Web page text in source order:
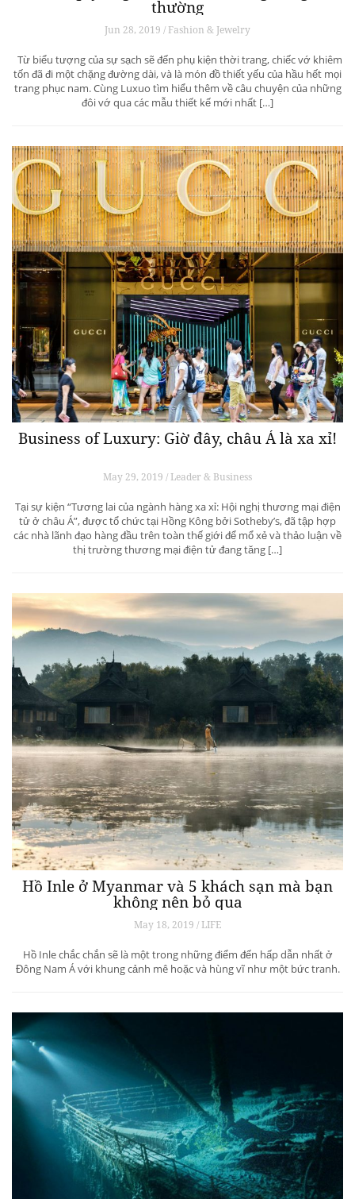
thường
Jun 28, 2019 / Fashion & Jewelry
Từ biểu tượng của sự sạch sẽ đến phụ kiện thời trang, chiếc vớ khiêm
tốn đã đi một chặng đường dài, và là món đồ thiết yếu của hầu hết mọi
trang phục nam. Cùng Luxuo tìm hiểu thêm về câu chuyện của những
đôi vớ qua các mẫu thiết kế mới nhất […]
Business of Luxury: Giờ đây, châu Á là xa xỉ!
May 29, 2019 / Leader & Business
Tại sự kiện “Tương lai của ngành hàng xa xỉ: Hội nghị thương mại điện
tử ở châu Á”, được tổ chức tại Hồng Kông bởi Sotheby’s, đã tập hợp
các nhà lãnh đạo hàng đầu trên toàn thế giới để mổ xẻ và thảo luận về
thị trường thương mại điện tử đang tăng […]
Hồ Inle ở Myanmar và 5 khách sạn mà bạn
không nên bỏ qua
May 18, 2019 / LIFE
Hồ Inle chắc chắn sẽ là một trong những điểm đến hấp dẫn nhất ở
Đông Nam Á với khung cảnh mê hoặc và hùng vĩ như một bức tranh.